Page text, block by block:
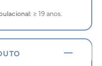
≥ 19 anos.